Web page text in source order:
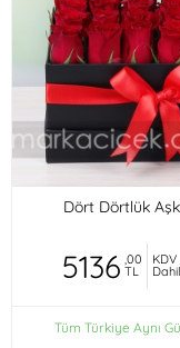
Dört Dörtlük Aşk
5136 ,00
TL
KDV
Dahil
Tüm Türkiye Aynı